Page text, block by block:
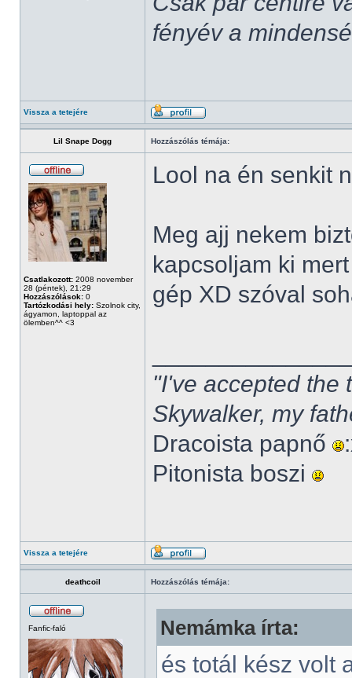
fényév a
Vissza a tetejére
Lil Snape Dogg Hozzászólás témája:
Csatlakozott: 2008 november
28 (péntek), 21:29
Hozzászólások: 0
Tartózkodási hely: Szolnok city,
ágyamon, laptoppal az
ölemben^^ <3
Lool na én senkit
Meg ajj nekem
kapcsoljam ki
gép XD szóval
"I've accepted the
Skywalker, my
Dracoista papnő
Pitonista boszi
Vissza a tetejére
deathcoil Hozzászólás témája:
Fanfic-faló Nemámka írta:
és totál kész volt